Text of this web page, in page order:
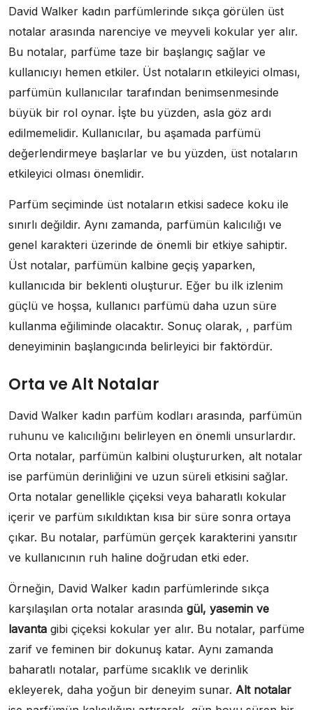
David Walker kadın parfümlerinde sıkça görülen üst
notalar arasında narenciye ve meyveli kokular yer alır.
Bu notalar, parfüme taze bir başlangıç sağlar ve
kullanıcıyı hemen etkiler. Üst notaların etkileyici olması,
parfümün kullanıcılar tarafından benimsenmesinde
büyük bir rol oynar. İşte bu yüzden, asla göz ardı
edilmemelidir. Kullanıcılar, bu aşamada parfümü
değerlendirmeye başlarlar ve bu yüzden, üst notaların
etkileyici olması önemlidir.
Parfüm seçiminde üst notaların etkisi sadece koku ile
sınırlı değildir. Aynı zamanda, parfümün kalıcılığı ve
genel karakteri üzerinde de önemli bir etkiye sahiptir.
Üst notalar, parfümün kalbine geçiş yaparken,
kullanıcıda bir beklenti oluşturur. Eğer bu ilk izlenim
güçlü ve hoşsa, kullanıcı parfümü daha uzun süre
kullanma eğiliminde olacaktır. Sonuç olarak, , parfüm
deneyiminin başlangıcında belirleyici bir faktördür.
Orta ve Alt Notalar
David Walker kadın parfüm kodları arasında, parfümün
ruhunu ve kalıcılığını belirleyen en önemli unsurlardır.
Orta notalar, parfümün kalbini oluştururken, alt notalar
ise parfümün derinliğini ve uzun süreli etkisini sağlar.
Orta notalar genellikle çiçeksi veya baharatlı kokular
içerir ve parfüm sıkıldıktan kısa bir süre sonra ortaya
çıkar. Bu notalar, parfümün gerçek karakterini yansıtır
ve kullanıcının ruh haline doğrudan etki eder.
Örneğin, David Walker kadın parfümlerinde sıkça
karşılaşılan orta notalar arasında gül, yasemin ve
lavanta gibi çiçeksi kokular yer alır. Bu notalar, parfüme
zarif ve feminen bir dokunuş katar. Aynı zamanda
baharatlı notalar, parfüme sıcaklık ve derinlik
ekleyerek, daha yoğun bir deneyim sunar. Alt notalar